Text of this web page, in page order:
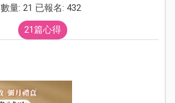
數量: 21 已報名: 432
21篇心得